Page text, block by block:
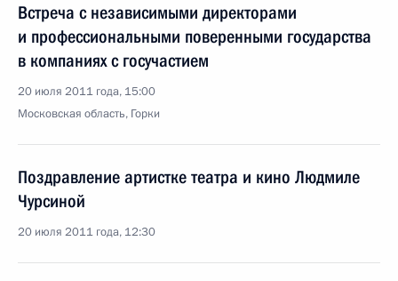
Встреча с независимыми директорами
и профессиональными поверенными государства
в компаниях с госучастием
20 июля 2011 года, 15:00
Московская область, Горки
Поздравление артистке театра и кино Людмиле
Чурсиной
20 июля 2011 года, 12:30